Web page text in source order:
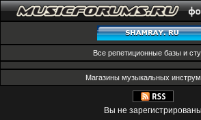
Все репетиционные базы и
Магазины музыкальных
Вы не зарегистрированы